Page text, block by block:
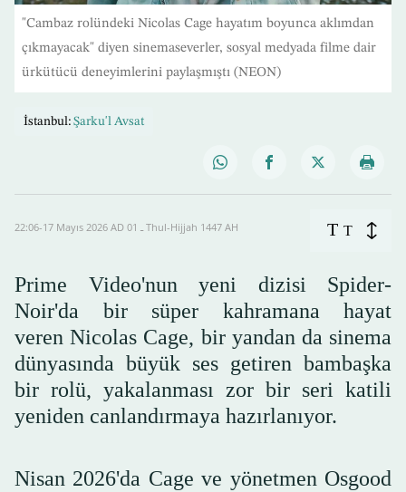
"Cambaz rolündeki Nicolas Cage hayatım boyunca aklımdan
çıkmayacak" diyen sinemaseverler, sosyal medyada filme dair
ürkütücü deneyimlerini paylaşmıştı (NEON)
İstanbul: Şarku'l Avsat
22:06-17 Mayıs 2026 AD ـ 01 Thul-Hijjah 1447 AH T T
Prime Video'nun yeni dizisi Spider-
Noir'da bir süper kahramana hayat
veren Nicolas Cage, bir yandan da sinema
dünyasında büyük ses getiren bambaşka
bir rolü, yakalanması zor bir seri katili
yeniden canlandırmaya hazırlanıyor.
Nisan 2026'da Cage ve yönetmen Osgood